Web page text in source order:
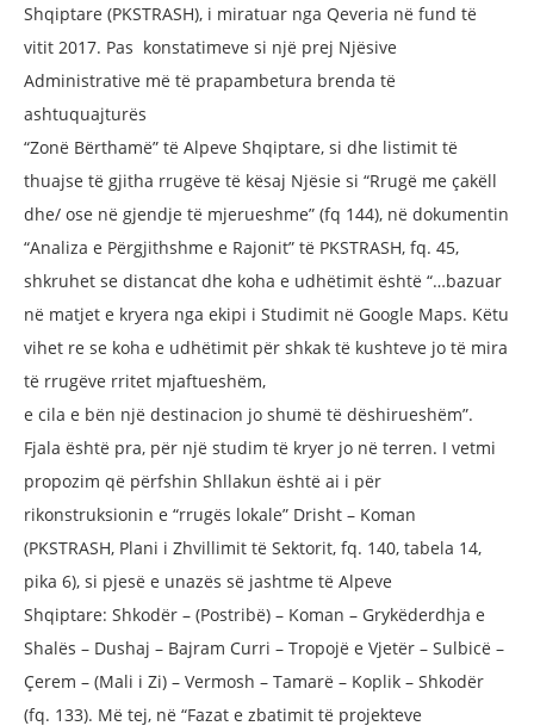
Shqiptare (PKSTRASH), i miratuar nga Qeveria në fund të
vitit 2017. Pas konstatimeve si një prej Njësive
Administrative më të prapambetura brenda të
ashtuquajturës
“Zonë Bërthamë” të Alpeve Shqiptare, si dhe listimit të
thuajse të gjitha rrugëve të kësaj Njësie si “Rrugë me çakëll
dhe/ ose në gjendje të mjerueshme” (fq 144), në dokumentin
“Analiza e Përgjithshme e Rajonit” të PKSTRASH, fq. 45,
shkruhet se distancat dhe koha e udhëtimit është “…bazuar
në matjet e kryera nga ekipi i Studimit në Google Maps. Këtu
vihet re se koha e udhëtimit për shkak të kushteve jo të mira
të rrugëve rritet mjaftueshëm,
e cila e bën një destinacion jo shumë të dëshirueshëm”.
Fjala është pra, për një studim të kryer jo në terren. I vetmi
propozim që përfshin Shllakun është ai i për
rikonstruksionin e “rrugës lokale” Drisht – Koman
(PKSTRASH, Plani i Zhvillimit të Sektorit, fq. 140, tabela 14,
pika 6), si pjesë e unazës së jashtme të Alpeve
Shqiptare: Shkodër – (Postribë) – Koman – Grykëderdhja e
Shalës – Dushaj – Bajram Curri – Tropojë e Vjetër – Sulbicë –
Çerem – (Mali i Zi) – Vermosh – Tamarë – Koplik – Shkodër
(fq. 133). Më tej, në “Fazat e zbatimit të projekteve